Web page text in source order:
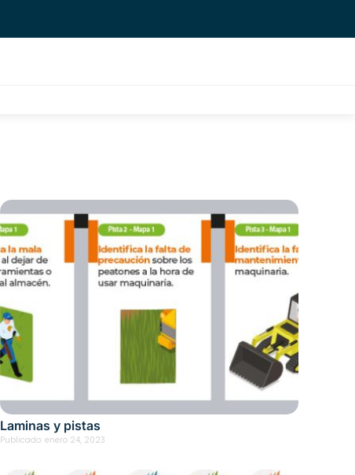
Laminas y pistas
Publicado: enero 24, 2023